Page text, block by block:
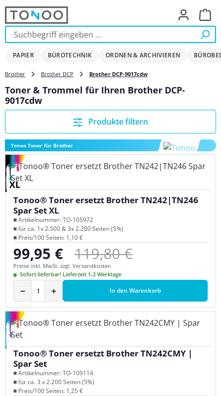
Zum Hauptinhalt springen
PAPIER BÜROTECHNIK ORDNEN & ARCHIVIEREN
Brother Brother DCP Brother DCP-9017cdw
Toner & Trommel für Ihren Brother DCP-
9017cdw
Produkte filtern
Tonoo Toner für Brother
XL
Tonoo® Toner ersetzt Brother TN242|TN246
Spar Set XL
■ Artikelnummer: TO-105972
■ für ca. 1x 2.500 & 3x 2.200 Seiten (5%)
■ Preis/100 Seiten: 1,10 €
Verkaufspreis:
99,95 € Regulärer Preis:
119,80 €
Preise inkl. MwSt. zzgl. Versandkosten
Sofort lieferbar! Lieferzeit 1-2 Werktage
− + In den Warenkorb
Tonoo® Toner ersetzt Brother TN242CMY |
Spar Set
■ Artikelnummer: TO-109114
■ für ca. 3 x 2.200 Seiten (5%)
■ Preis/100 Seiten: 1,25 €